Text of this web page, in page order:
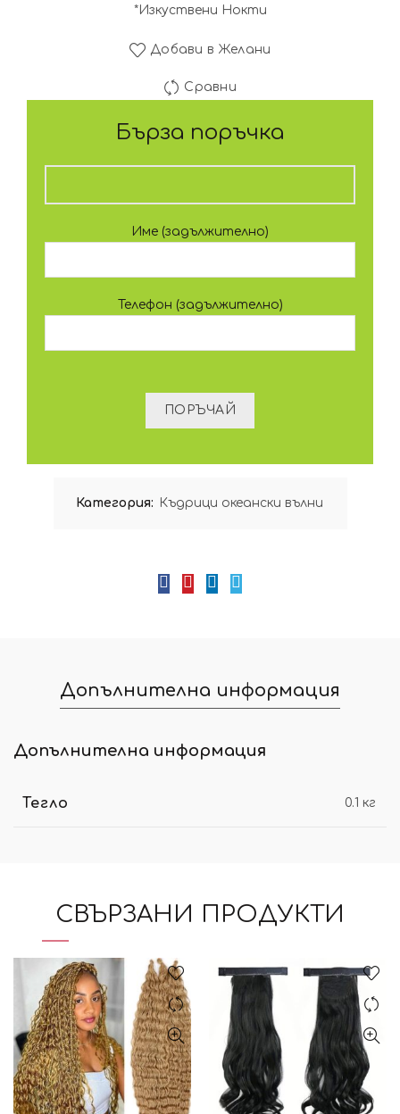
*Изкуствени Нокти
Добави в Желани
Сравни
Бърза поръчка
Име (задължително)
Телефон (задължително)
Категория: Къдрици океански вълни
Допълнителна информация
Допълнителна информация
Тегло 0.1 кг
СВЪРЗАНИ ПРОДУКТИ